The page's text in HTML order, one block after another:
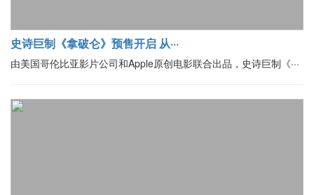
史诗巨制《拿破仑》预售开启 从···
由美国哥伦比亚影片公司和Apple原创电影联合出品，史诗巨制《···